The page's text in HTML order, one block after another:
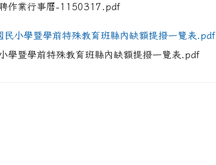
作業行事曆-1150317.pdf
小學暨學前特殊教育班縣內缺額提撥一覽表.pdf
學暨學前特殊教育班縣內缺額提撥一覽表.pdf
NktA/edit?utm_content=DAG1u-